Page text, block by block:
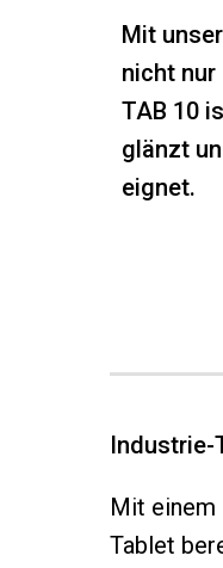
Mit
nicht nur
TAB 10
glänzt
eignet.
Mit einem
Tablet